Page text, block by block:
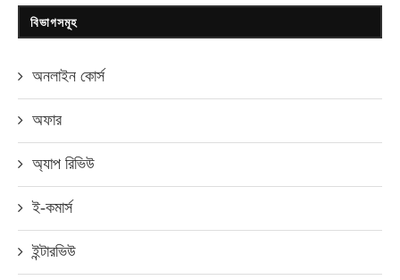
বিভাগসমূহ
অনলাইন কোর্স
অফার
অ্যাপ রিভিউ
ই-কমার্স
ইন্টারভিউ